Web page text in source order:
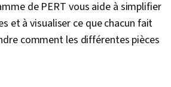
de la cascade, Influence,
relatives aux produits, Esprit
de PERT vous aide à simplifier
et à visualiser ce que chacun fait
comment les différentes pièces